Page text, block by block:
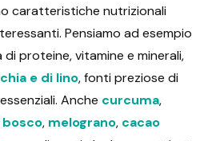
caratteristiche nutrizionali
Pensiamo ad esempio
di proteine, vitamine e minerali,
e di lino, fonti preziose di
Anche curcuma,
, melograno, cacao